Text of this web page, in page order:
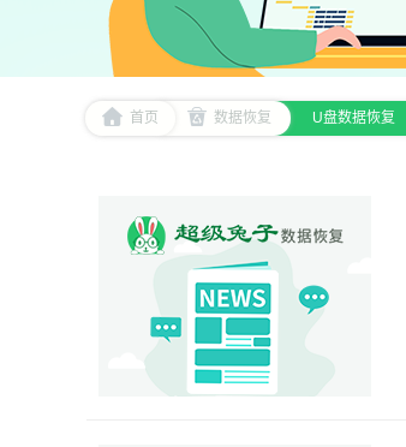
首页 数据恢复 U盘数据恢复